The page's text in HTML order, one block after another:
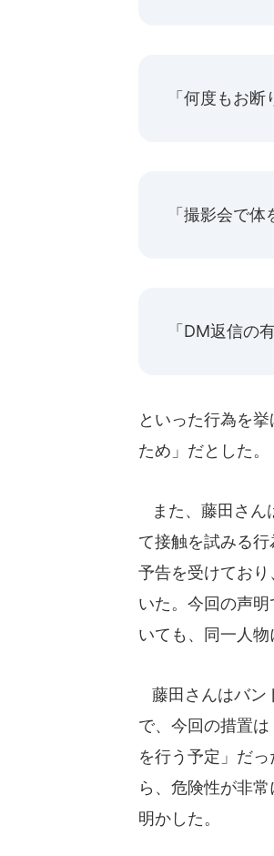
「何度もお
「撮影会で
「DM返信の
といった行為を
ため」だとした。
また、藤田さん
て接触を試みる
予告を受けてお
いた。今回の声
いても、同一人物
藤田さんはバン
で、今回の措置
を行う予定」だ
ら、危険性が非
明かした。